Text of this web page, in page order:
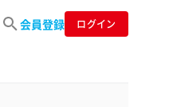
会員登録 ログイン